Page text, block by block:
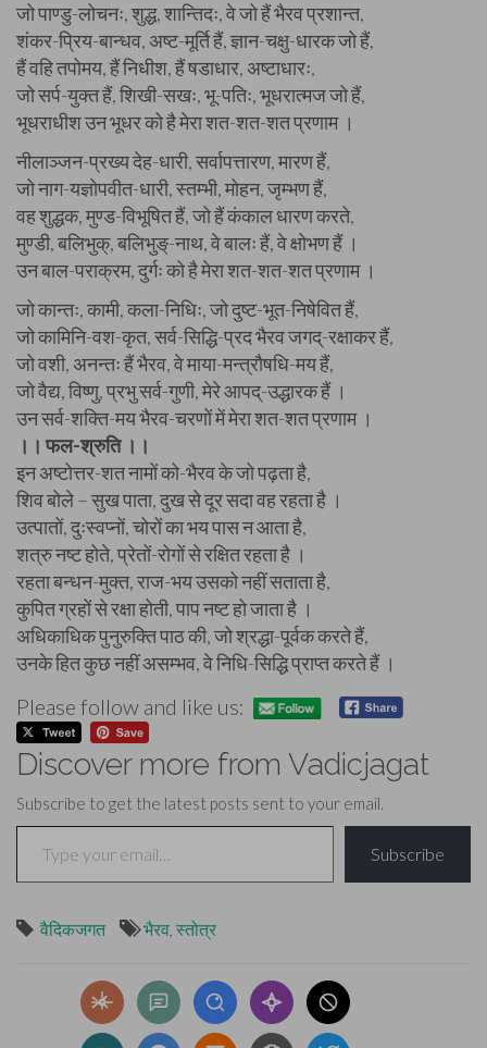
जो पाण्डु-लोचनः, शुद्ध, शान्तिदः, वे जो हैं भैरव प्रशान्त,
शंकर-प्रिय-बान्धव, अष्ट-मूर्ति हैं, ज्ञान-चक्षु-धारक जो हैं,
हैं वहि तपोमय, हैं निधीश, हैं षडाधार, अष्टाधारः,
जो सर्प-युक्त हैं, शिखी-सखः, भू-पतिः, भूधरात्मज जो हैं,
भूधराधीश उन भूधर को है मेरा शत-शत-शत प्रणाम ।
नीलाञ्जन-प्रख्य देह-धारी, सर्वापत्तारण, मारण हैं,
जो नाग-यज्ञोपवीत-धारी, स्तम्भी, मोहन, जृम्भण हैं,
वह शुद्धक, मुण्ड-विभूषित हैं, जो हैं कंकाल धारण करते,
मुण्डी, बलिभुक्, बलिभुङ्-नाथ, वे बालः हैं, वे क्षोभण हैं ।
उन बाल-पराक्रम, दुर्गः को है मेरा शत-शत-शत प्रणाम ।
जो कान्तः, कामी, कला-निधिः, जो दुष्ट-भूत-निषेवित हैं,
जो कामिनि-वश-कृत, सर्व-सिद्धि-प्रद भैरव जगद्-रक्षाकर हैं,
जो वशी, अनन्तः हैं भैरव, वे माया-मन्त्रौषधि-मय हैं,
जो वैद्य, विष्णु, प्रभु सर्व-गुणी, मेरे आपद्-उद्धारक हैं ।
उन सर्व-शक्ति-मय भैरव-चरणों में मेरा शत-शत प्रणाम ।
।। फल-श्रुति ।।
इन अष्टोत्तर-शत नामों को-भैरव के जो पढ़ता है,
शिव बोले – सुख पाता, दुख से दूर सदा वह रहता है ।
उत्पातों, दुःस्वप्नों, चोरों का भय पास न आता है,
शत्रु नष्ट होते, प्रेतों-रोगों से रक्षित रहता है ।
रहता बन्धन-मुक्त, राज-भय उसको नहीं सताता है,
कुपित ग्रहों से रक्षा होती, पाप नष्ट हो जाता है ।
अधिकाधिक पुनुरुक्ति पाठ की, जो श्रद्धा-पूर्वक करते हैं,
उनके हित कुछ नहीं असम्भव, वे निधि-सिद्धि प्राप्त करते हैं ।
Please follow and like us:
Discover more from Vadicjagat
Subscribe to get the latest posts sent to your email.
Type your email…
Subscribe
वैदिकजगत भैरव स्तोत्र